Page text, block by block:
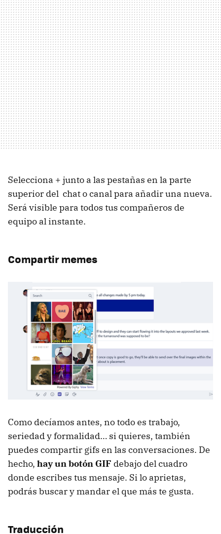
Selecciona + junto a las pestañas en la parte
superior del chat o canal para añadir una nueva.
Será visible para todos tus compañeros de
equipo al instante.
Compartir memes
Como decíamos antes, no todo es trabajo,
seriedad y formalidad… si quieres, también
puedes compartir gifs en las conversaciones. De
hecho, hay un botón GIF debajo del cuadro
donde escribes tus mensaje. Si lo aprietas,
podrás buscar y mandar el que más te gusta.
Traducción